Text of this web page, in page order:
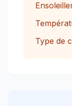
Type de